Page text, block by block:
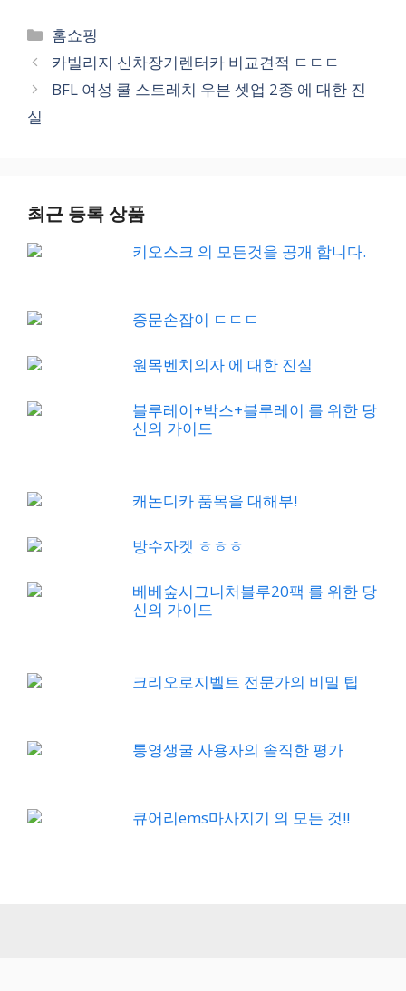
Categories
홈쇼핑
카빌리지 신차장기렌터카 비교견적 ㄷㄷㄷ
BFL 여성 쿨 스트레치 우븐 셋업 2종 에 대한 진
실
최근 등록 상품
키오스크 의 모든것을 공개 합니다.
중문손잡이 ㄷㄷㄷ
원목벤치의자 에 대한 진실
블루레이+박스+블루레이 를 위한 당
신의 가이드
캐논디카 품목을 대해부!
방수자켓 ㅎㅎㅎ
베베숲시그니처블루20팩 를 위한 당
신의 가이드
크리오로지벨트 전문가의 비밀 팁
통영생굴 사용자의 솔직한 평가
큐어리ems마사지기 의 모든 것!!